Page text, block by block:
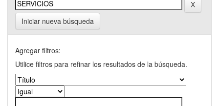
Iniciar nueva búsqueda
Agregar filtros:
Utilice filtros para refinar los resultados de la búsqueda.